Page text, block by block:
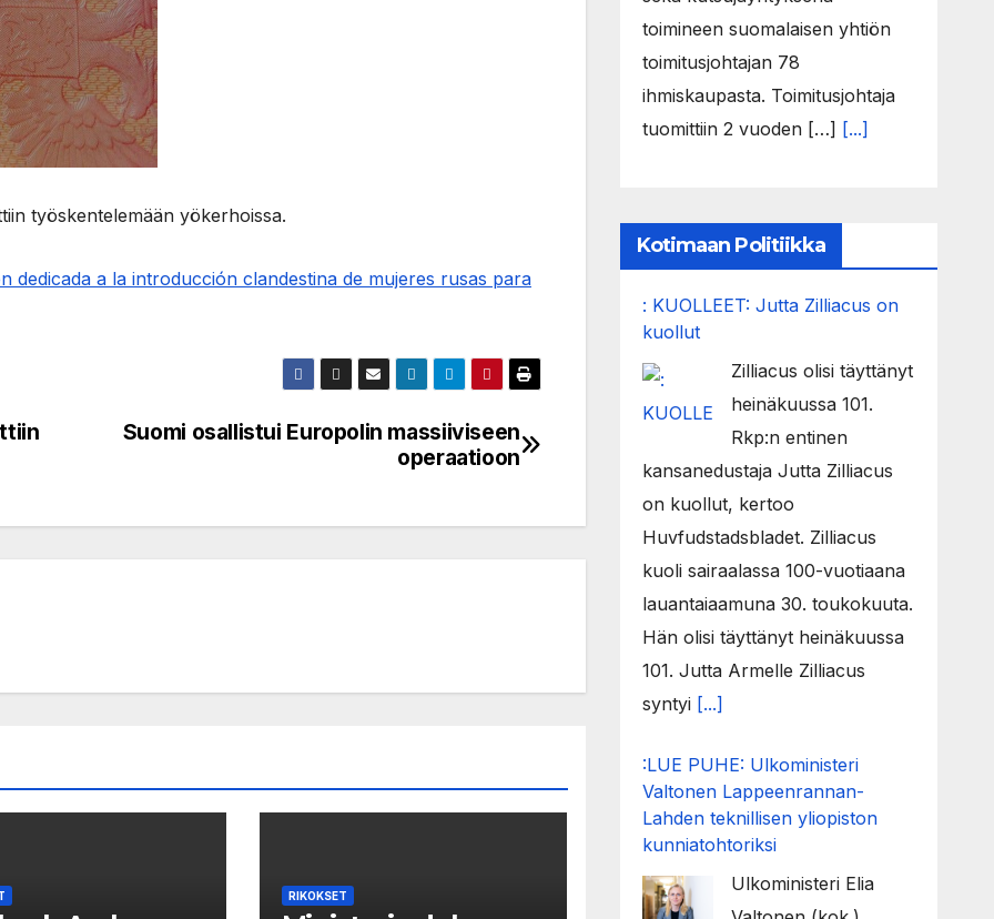
työskentelemään yökerhoissa.
dedicada a la introducción clandestina de mujeres rusas para
Suomi osallistui Europolin massiiviseen
operaatioon
RIKOKSET
toimineen suomalaisen yhtiön
toimitusjohtajan 78
ihmiskaupasta. Toimitusjohtaja
tuomittiin 2 vuoden […] [...]
Kotimaan Politiikka
: KUOLLEET: Jutta Zilliacus on
kuollut
Zilliacus olisi täyttänyt
heinäkuussa 101.
Rkp:n entinen
kansanedustaja Jutta Zilliacus
on kuollut, kertoo
Huvfudstadsbladet. Zilliacus
kuoli sairaalassa 100-vuotiaana
lauantaiaamuna 30. toukokuuta.
Hän olisi täyttänyt heinäkuussa
101. Jutta Armelle Zilliacus
syntyi [...]
:LUE PUHE: Ulkoministeri
Valtonen Lappeenrannan-
Lahden teknillisen yliopiston
kunniatohtoriksi
Ulkoministeri Elia